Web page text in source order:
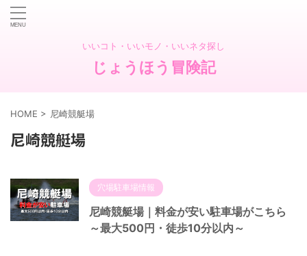
いいコト・いいモノ・いいネタ探し
じょうほう冒険記
HOME > 尼崎競艇場
尼崎競艇場
穴場駐車場情報
尼崎競艇場｜料金が安い駐車場がこちら
～最大500円・徒歩10分以内～